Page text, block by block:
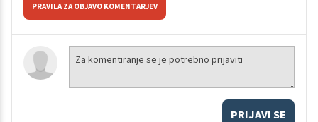
PRAVILA ZA OBJAVO KOMENTARJEV
PRIJAVI SE